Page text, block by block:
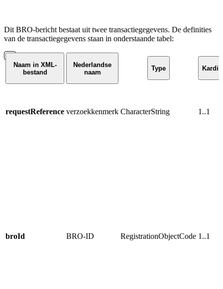
Dit BRO-bericht bestaat uit twee transactiegegevens. De definities
van de transactiegegevens staan in onderstaande tabel:
Naam in XML-
bestand
Nederlandse
naam
Type
requestReference verzoekkenmerk CharacterString 1..1
broId BRO-ID RegistrationObjectCode 1..1